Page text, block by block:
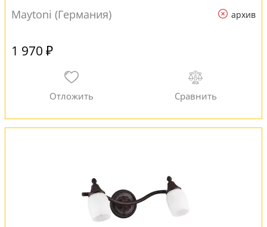
Maytoni (Германия)
архив
1 970 ₽